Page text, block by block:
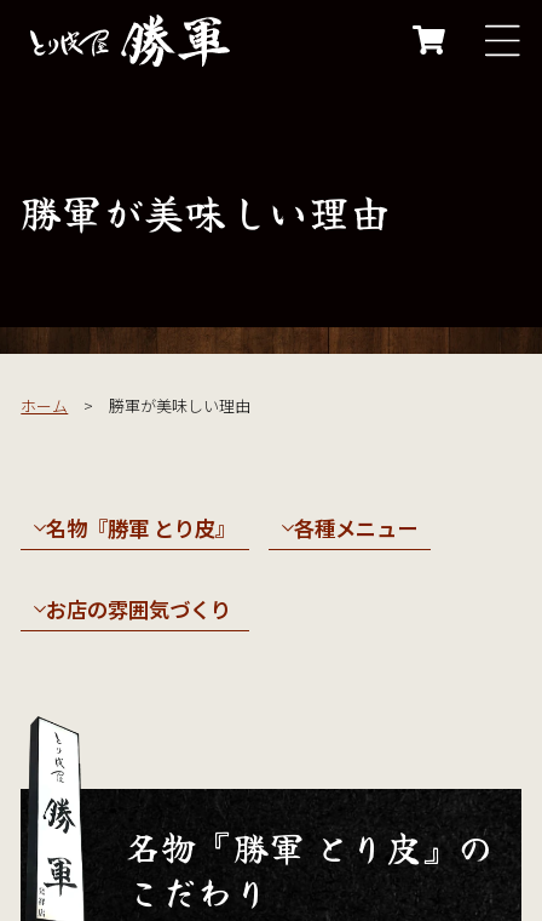
ンツに
進む
カ
勝軍が美味しい理由
ホーム > 勝軍が美味しい理由
名物『勝軍 とり皮』 各種メニュー
お店の雰囲気づくり
名物『勝軍 とり皮』の
こだわり